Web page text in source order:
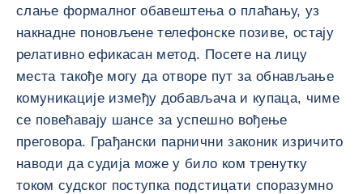
слање формалног обавештења о плаћању, уз
накнадне поновљене телефонске позиве, остају
релативно ефикасан метод. Посете на лицу
места такође могу да отворе пут за обнављање
комуникације између добављача и купаца, чиме
се повећавају шансе за успешно вођење
преговора. Грађански парнични законик изричито
наводи да судија може у било ком тренутку
током судског поступка подстицати споразумно